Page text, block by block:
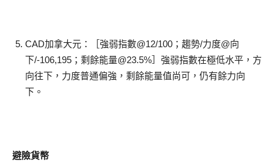
CAD加拿大元：［強弱指數@12/100；趨勢/力度@向
下/-106,195；剩餘能量@23.5%］強弱指數在極低水平，方
向往下，力度普通偏強，剩餘能量值尚可，仍有餘力向
下。
避險貨幣